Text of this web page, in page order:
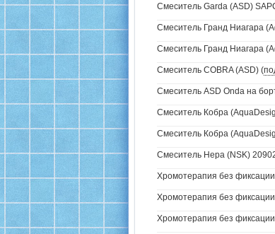
Смеситель Garda (ASD)
Смеситель Гранд Ниагара
Смеситель Гранд Ниагара
Смеситель COBRA (ASD) (
Смеситель ASD Onda на
Смеситель Кобра
Смеситель Кобра
Смеситель Нера (NSK)
Хромотерапия без
Хромотерапия без
Хромотерапия без